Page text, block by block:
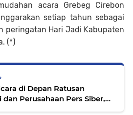
acara Grebeg Cirebon
setiap tahun sebagai
peringatan Hari Jadi Kabupaten
(*)
di Depan Ratusan
Perusahaan Pers Siber,